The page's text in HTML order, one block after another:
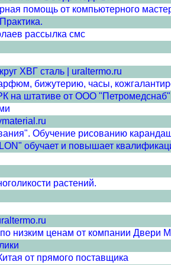
помощь от компьютерного
рассылка смс
ХВГ сталь | uraltermo.ru
бижутерию, часы,
на штативе от ООО "Петромедснаб"
Обучение рисованию
обучает и повышает
растений.
низким ценам от компании Двери
от прямого поставщика